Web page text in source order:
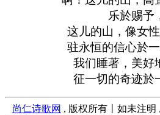
乐於赐予
这儿的山，像女性
驻永恒的信心於一
我们睡著，美好
征一切的奇迹於
尚仁诗歌网 , 版权所有丨如未注明